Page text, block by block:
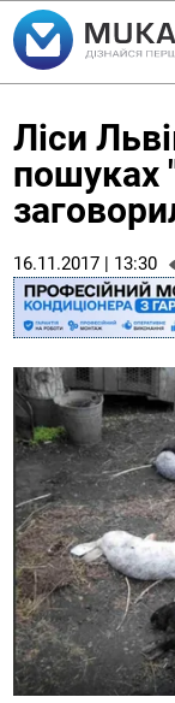
Ліси
пошуках
16.11.2017 | 13:30